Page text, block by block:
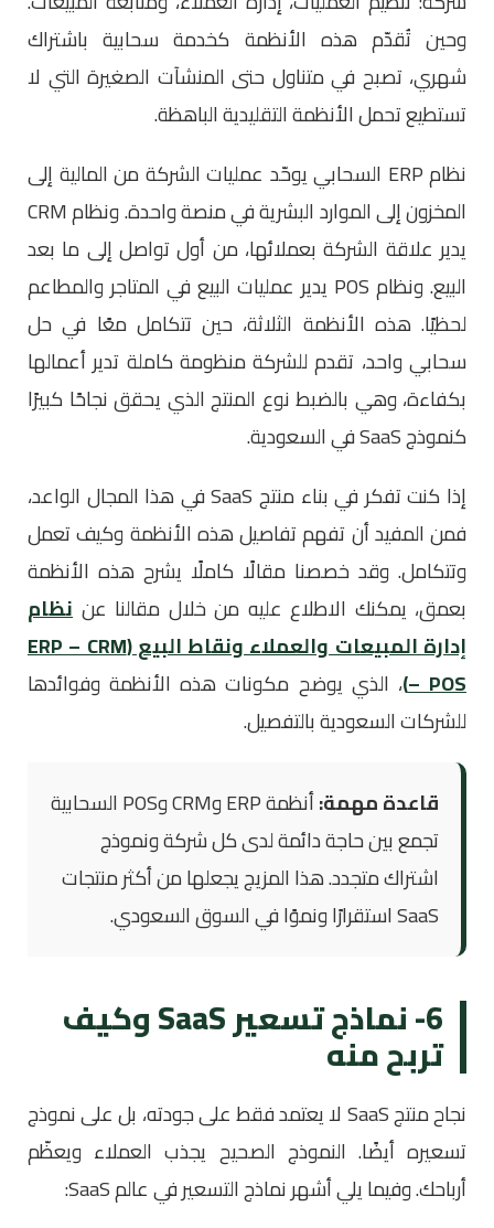
وحين تُقدّم هذه الأنظمة كخدمة سحابية باشتراك
شهري، تصبح في متناول حتى المنشآت الصغيرة التي لا
تستطيع تحمل الأنظمة التقليدية الباهظة.
نظام ERP السحابي يوحّد عمليات الشركة من المالية إلى
المخزون إلى الموارد البشرية في منصة واحدة. ونظام CRM
يدير علاقة الشركة بعملائها، من أول تواصل إلى ما بعد
البيع. ونظام POS يدير عمليات البيع في المتاجر والمطاعم
لحظيًا. هذه الأنظمة الثلاثة، حين تتكامل معًا في حل
سحابي واحد، تقدم للشركة منظومة كاملة تدير أعمالها
بكفاءة، وهي بالضبط نوع المنتج الذي يحقق نجاحًا كبيرًا
كنموذج SaaS في السعودية.
إذا كنت تفكر في بناء منتج SaaS في هذا المجال الواعد،
فمن المفيد أن تفهم تفاصيل هذه الأنظمة وكيف تعمل
وتتكامل. وقد خصصنا مقالًا كاملًا يشرح هذه الأنظمة
بعمق، يمكنك الاطلاع عليه من خلال مقالنا عن نظام
إدارة المبيعات والعملاء ونقاط البيع (ERP – CRM
– POS)، الذي يوضح مكونات هذه الأنظمة وفوائدها
للشركات السعودية بالتفصيل.
قاعدة مهمة:
أنظمة ERP وCRM وPOS السحابية
تجمع بين حاجة دائمة لدى كل شركة ونموذج
اشتراك متجدد. هذا المزيج يجعلها من أكثر منتجات
SaaS استقرارًا ونموًا في السوق السعودي.
6- نماذج تسعير SaaS وكيف
تربح منه
نجاح منتج SaaS لا يعتمد فقط على جودته، بل على نموذج
تسعيره أيضًا. النموذج الصحيح يجذب العملاء ويعظّم
أرباحك. وفيما يلي أشهر نماذج التسعير في عالم SaaS: